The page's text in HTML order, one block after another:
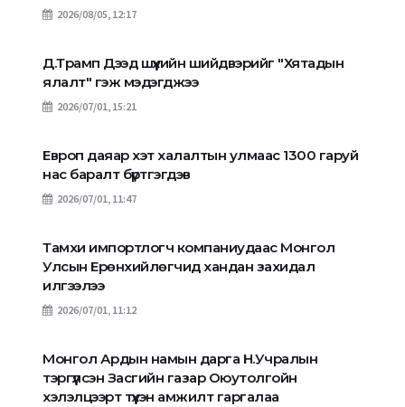
2026/08/05, 12:17
Д.Трамп Дээд шүүхийн шийдвэрийг "Хятадын
ялалт" гэж мэдэгджээ
2026/07/01, 15:21
Европ даяар хэт халалтын улмаас 1300 гаруй
нас баралт бүртгэгдэв
2026/07/01, 11:47
Тамхи импортлогч компаниудаас Монгол
Улсын Ерөнхийлөгчид хандан захидал
илгээлээ
2026/07/01, 11:12
Монгол Ардын намын дарга Н.Учралын
тэргүүлсэн Засгийн газар Оюутолгойн
хэлэлцээрт түүхэн амжилт гаргалаа